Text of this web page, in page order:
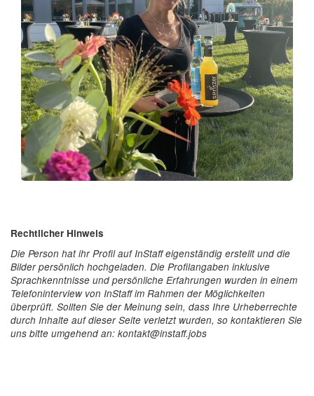
Rechtlicher Hinweis
Die Person hat ihr Profil auf InStaff eigenständig erstellt und die
Bilder persönlich hochgeladen. Die Profilangaben inklusive
Sprachkenntnisse und persönliche Erfahrungen wurden in einem
Telefoninterview von InStaff im Rahmen der Möglichkeiten
überprüft. Sollten Sie der Meinung sein, dass Ihre Urheberrechte
durch Inhalte auf dieser Seite verletzt wurden, so kontaktieren Sie
uns bitte umgehend an: kontakt@instaff.jobs